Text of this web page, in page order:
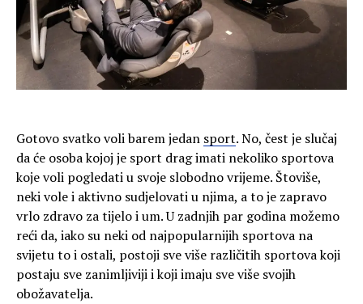
Gotovo svatko voli barem jedan sport. No, čest je slučaj
da će osoba kojoj je sport drag imati nekoliko sportova
koje voli pogledati u svoje slobodno vrijeme. Štoviše,
neki vole i aktivno sudjelovati u njima, a to je zapravo
vrlo zdravo za tijelo i um. U zadnjih par godina možemo
reći da, iako su neki od najpopularnijih sportova na
svijetu to i ostali, postoji sve više različitih sportova koji
postaju sve zanimljiviji i koji imaju sve više svojih
obožavatelja.